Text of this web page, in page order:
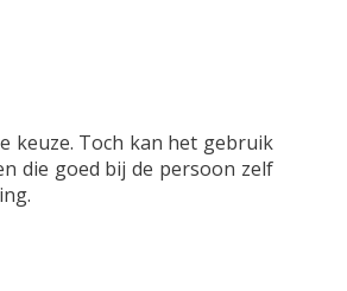
keuze. Toch kan het gebruik
die goed bij de persoon zelf